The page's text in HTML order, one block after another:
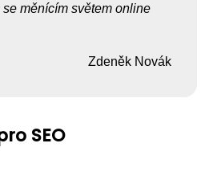
měnícím světem online
Zdeněk Novák
SEO